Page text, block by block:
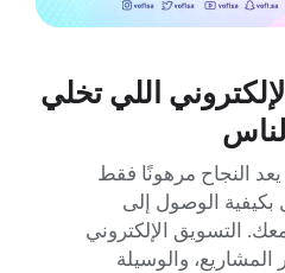
اللي تخلي
النجاح مرهونًا فقط
بكيفية الوصول إلى
التسويق الإلكتروني
المشاريع، والوسيلة